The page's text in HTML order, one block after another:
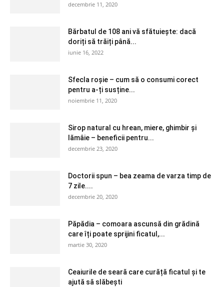
decembrie 11, 2020
Bărbatul de 108 ani vă sfătuiește: dacă
doriți să trăiți până...
iunie 16, 2022
Sfecla roșie – cum să o consumi corect
pentru a-ți susține...
noiembrie 11, 2020
Sirop natural cu hrean, miere, ghimbir și
lămâie – beneficii pentru...
decembrie 23, 2020
Doctorii spun – bea zeama de varza timp de
7 zile....
decembrie 20, 2020
Păpădia – comoara ascunsă din grădină
care îți poate sprijini ficatul,...
martie 30, 2020
Ceaiurile de seară care curăță ficatul și te
ajută să slăbești